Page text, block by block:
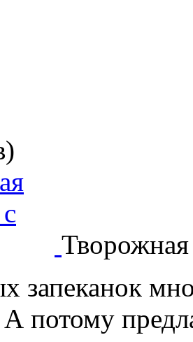
Творожная
запеканок
А потому